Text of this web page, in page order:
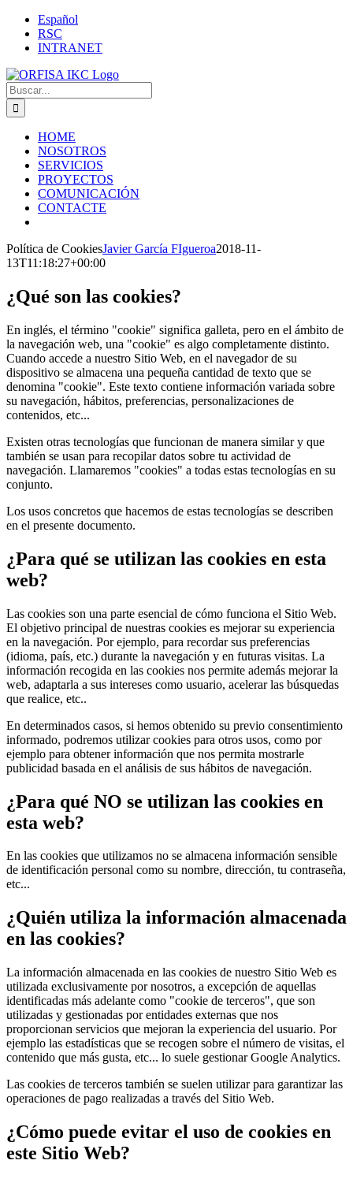
Saltar
contenido
LinkedIn
YouTube
Facebook
Correo
electrónico
Español
RSC
INTRANET
Buscar:
HOME
NOSOTROS
SERVICIOS
PROYECTOS
COMUNICACIÓN
CONTACTE
Política de CookiesJavier García FIgueroa2018-11-
13T11:18:27+00:00
¿Qué son las cookies?
En inglés, el término "cookie" significa galleta, pero en el ámbito de
la navegación web, una "cookie" es algo completamente distinto.
Cuando accede a nuestro Sitio Web, en el navegador de su
dispositivo se almacena una pequeña cantidad de texto que se
denomina "cookie". Este texto contiene información variada sobre
su navegación, hábitos, preferencias, personalizaciones de
contenidos, etc...
Existen otras tecnologías que funcionan de manera similar y que
también se usan para recopilar datos sobre tu actividad de
navegación. Llamaremos "cookies" a todas estas tecnologías en su
conjunto.
Los usos concretos que hacemos de estas tecnologías se describen
en el presente documento.
¿Para qué se utilizan las cookies en esta
web?
Las cookies son una parte esencial de cómo funciona el Sitio Web.
El objetivo principal de nuestras cookies es mejorar su experiencia
en la navegación. Por ejemplo, para recordar sus preferencias
(idioma, país, etc.) durante la navegación y en futuras visitas. La
información recogida en las cookies nos permite además mejorar la
web, adaptarla a sus intereses como usuario, acelerar las búsquedas
que realice, etc..
En determinados casos, si hemos obtenido su previo consentimiento
informado, podremos utilizar cookies para otros usos, como por
ejemplo para obtener información que nos permita mostrarle
publicidad basada en el análisis de sus hábitos de navegación.
¿Para qué NO se utilizan las cookies en
esta web?
En las cookies que utilizamos no se almacena información sensible
de identificación personal como su nombre, dirección, tu contraseña,
etc...
¿Quién utiliza la información almacenada
en las cookies?
La información almacenada en las cookies de nuestro Sitio Web es
utilizada exclusivamente por nosotros, a excepción de aquellas
identificadas más adelante como "cookie de terceros", que son
utilizadas y gestionadas por entidades externas que nos
proporcionan servicios que mejoran la experiencia del usuario. Por
ejemplo las estadísticas que se recogen sobre el número de visitas, el
contenido que más gusta, etc... lo suele gestionar Google Analytics.
Las cookies de terceros también se suelen utilizar para garantizar las
operaciones de pago realizadas a través del Sitio Web.
¿Cómo puede evitar el uso de cookies en
este Sitio Web?